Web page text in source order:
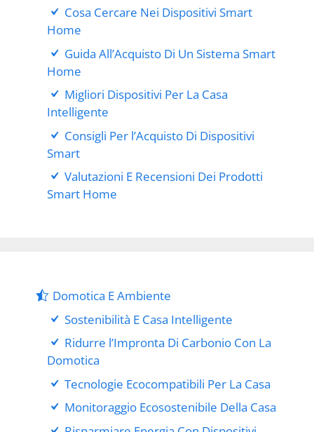
Cosa Cercare Nei Dispositivi Smart
Home
Guida All’Acquisto Di Un Sistema Smart
Home
Migliori Dispositivi Per La Casa
Intelligente
Consigli Per l’Acquisto Di Dispositivi
Smart
Valutazioni E Recensioni Dei Prodotti
Smart Home
Domotica E Ambiente
Sostenibilità E Casa Intelligente
Ridurre l’Impronta Di Carbonio Con La
Domotica
Tecnologie Ecocompatibili Per La Casa
Monitoraggio Ecosostenibile Della Casa